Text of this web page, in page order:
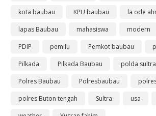
kota baubau
KPU baubau
la ode
lapas Baubau
mahasiswa modern
PDIP
pemilu Pemkot baubau
Pilkada
Pilkada Baubau polda sultra
Polres Baubau
Polresbaubau
polres Buton tengah
Sultra usa